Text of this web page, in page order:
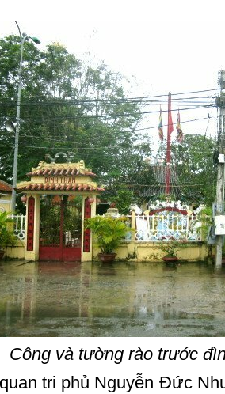
Công và tường rào trước
tri phủ Nguyễn Đức